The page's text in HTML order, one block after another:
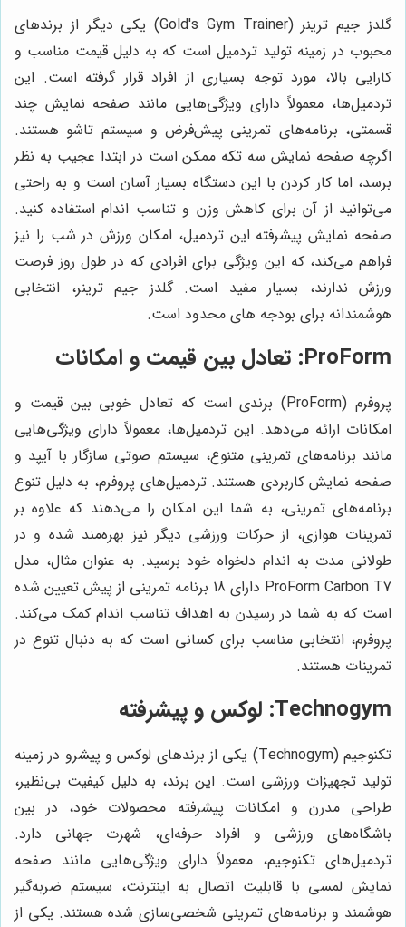
گلدز جیم ترینر (Gold's Gym Trainer) یکی دیگر از برندهای
محبوب در زمینه تولید تردمیل است که به دلیل قیمت مناسب و
کارایی بالا، مورد توجه بسیاری از افراد قرار گرفته است. این
تردمیل‌ها، معمولاً دارای ویژگی‌هایی مانند صفحه نمایش چند
قسمتی، برنامه‌های تمرینی پیش‌فرض و سیستم تاشو هستند.
اگرچه صفحه نمایش سه تکه ممکن است در ابتدا عجیب به نظر
برسد، اما کار کردن با این دستگاه بسیار آسان است و به راحتی
می‌توانید از آن برای کاهش وزن و تناسب اندام استفاده کنید.
صفحه نمایش پیشرفته این تردمیل، امکان ورزش در شب را نیز
فراهم می‌کند، که این ویژگی برای افرادی که در طول روز فرصت
ورزش ندارند، بسیار مفید است. گلدز جیم ترینر، انتخابی
هوشمندانه برای بودجه های محدود است.
ProForm: تعادل بین قیمت و امکانات
پروفرم (ProForm) برندی است که تعادل خوبی بین قیمت و
امکانات ارائه می‌دهد. این تردمیل‌ها، معمولاً دارای ویژگی‌هایی
مانند برنامه‌های تمرینی متنوع، سیستم صوتی سازگار با آیپد و
صفحه نمایش کاربردی هستند. تردمیل‌های پروفرم، به دلیل تنوع
برنامه‌های تمرینی، به شما این امکان را می‌دهند که علاوه بر
تمرینات هوازی، از حرکات ورزشی دیگر نیز بهره‌مند شده و در
طولانی مدت به اندام دلخواه خود برسید. به عنوان مثال، مدل
ProForm Carbon T7 دارای 18 برنامه تمرینی از پیش تعیین شده
است که به شما در رسیدن به اهداف تناسب اندام کمک می‌کند.
پروفرم، انتخابی مناسب برای کسانی است که به دنبال تنوع در
تمرینات هستند.
Technogym: لوکس و پیشرفته
تکنوجیم (Technogym) یکی از برندهای لوکس و پیشرو در زمینه
تولید تجهیزات ورزشی است. این برند، به دلیل کیفیت بی‌نظیر،
طراحی مدرن و امکانات پیشرفته محصولات خود، در بین
باشگاه‌های ورزشی و افراد حرفه‌ای، شهرت جهانی دارد.
تردمیل‌های تکنوجیم، معمولاً دارای ویژگی‌هایی مانند صفحه
نمایش لمسی با قابلیت اتصال به اینترنت، سیستم ضربه‌گیر
هوشمند و برنامه‌های تمرینی شخصی‌سازی شده هستند. یکی از